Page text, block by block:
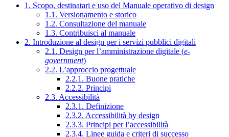
1. Scopo, destinatari e uso del Manuale operativo di design
1.1. Versionamento e storico
1.2. Consultazione del manuale
1.3. Contribuisci al manuale
2. Introduzione al design per i servizi pubblici digitali
2.1. Design per l’amministrazione digitale (e-
government)
2.2. L’approccio progettuale
2.2.1. Buone pratiche
2.2.2. Principi
2.3. Accessibilità
2.3.1. Definizione
2.3.2. Accessibilità by design
2.3.3. Principi per l’accessibilità
2.3.4. Linee guida e criteri di successo